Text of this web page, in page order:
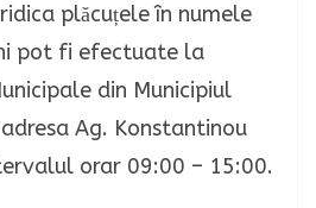
plăcuțele în numele
pot fi efectuate la
din Municipiul
Ag. Konstantinou
orar 09:00 – 15:00.